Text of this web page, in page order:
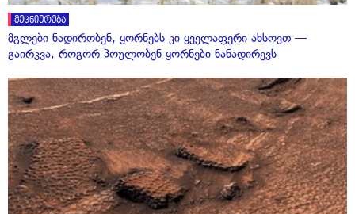
მეცნიერება
მგლები ნადირობენ, ყორნებს კი ყველაფერი ახსოვთ —
გაირკვა, როგორ პოულობენ ყორნები ნანადირევს